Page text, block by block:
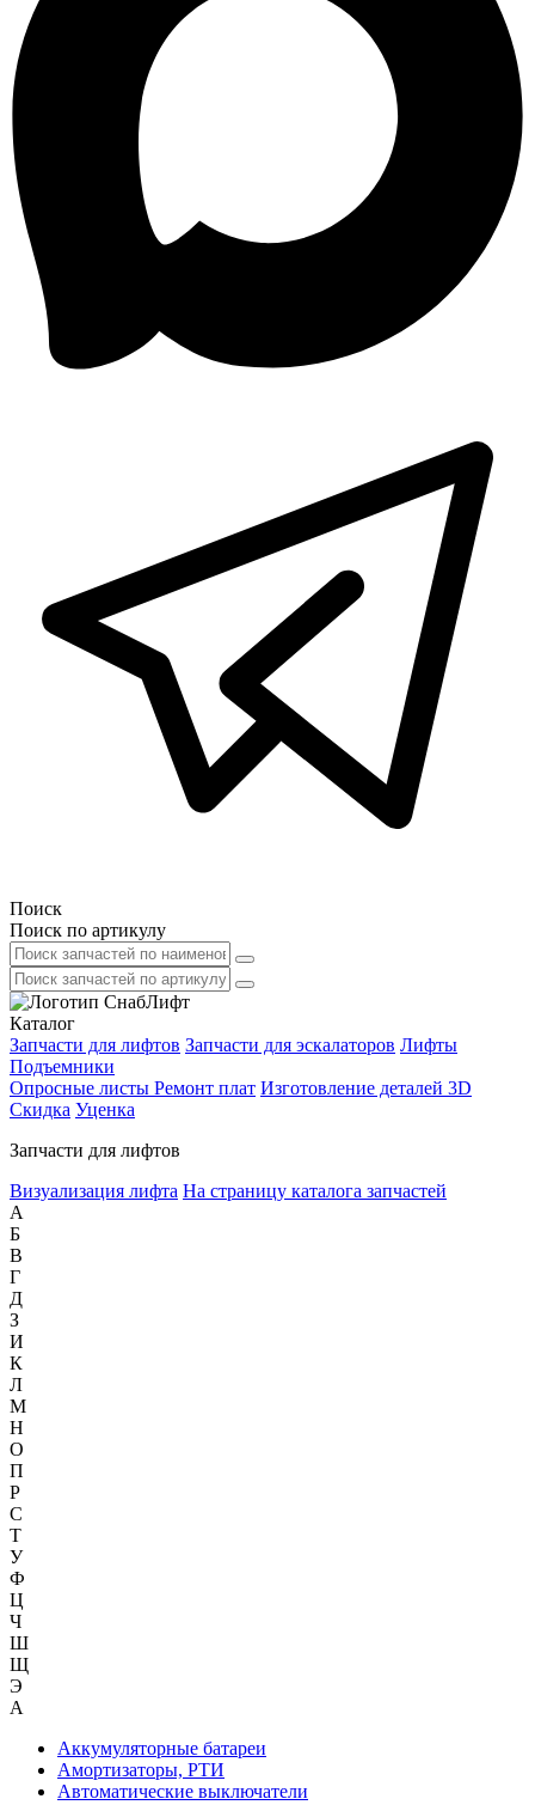
Поиск
Поиск по артикулу
Каталог
Запчасти для лифтов Запчасти для эскалаторов Лифты
Подъемники
Опросные листы Ремонт плат Изготовление деталей 3D
Скидка Уценка
Запчасти для лифтов
Визуализация лифта На страницу каталога запчастей
А
Б
В
Г
Д
З
И
К
Л
М
Н
О
П
Р
С
Т
У
Ф
Ц
Ч
Ш
Щ
Э
А
Аккумуляторные батареи
Амортизаторы, РТИ
Автоматические выключатели